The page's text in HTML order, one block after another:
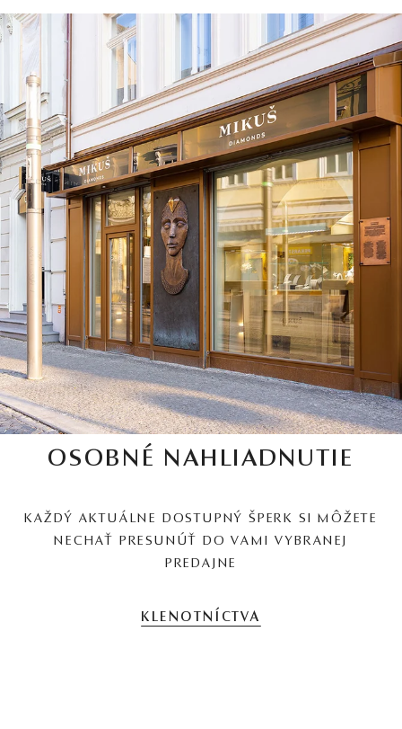
OSOBNÉ NAHLIADNUTIE
KAŽDÝ AKTUÁLNE DOSTUPNÝ ŠPERK SI MÔŽETE
NECHAŤ PRESUNÚŤ DO VAMI VYBRANEJ
PREDAJNE
KLENOTNÍCTVA